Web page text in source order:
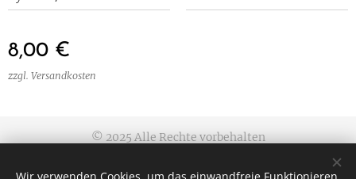
8,00 €
zzgl. Versandkosten
© 2025 Alle Rechte vorbehalten
Datenschutzerklärung|